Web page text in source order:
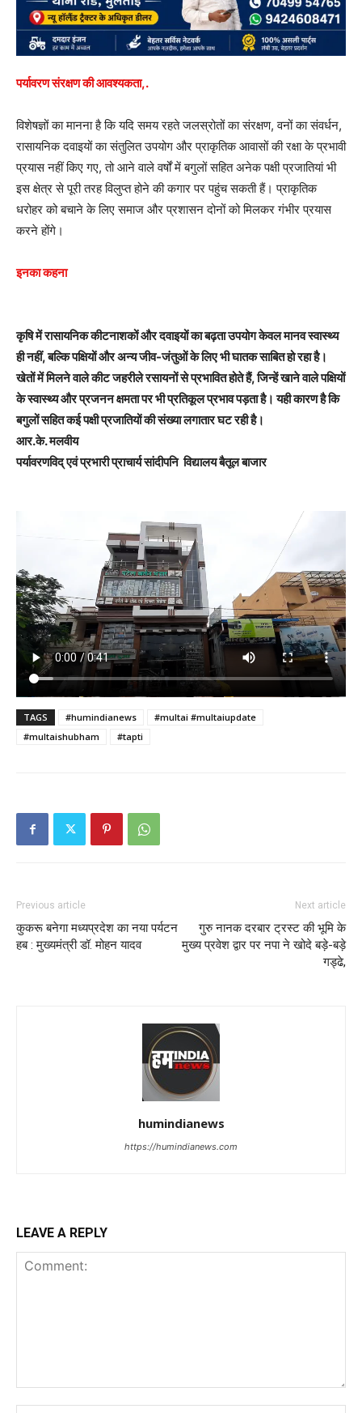
पर्यावरण संरक्षण की आवश्यकता,.
विशेषज्ञों का मानना है कि यदि समय रहते जलस्रोतों का संरक्षण, वनों का संवर्धन,
रासायनिक दवाइयों का संतुलित उपयोग और प्राकृतिक आवासों की रक्षा के प्रभावी
प्रयास नहीं किए गए, तो आने वाले वर्षों में बगुलों सहित अनेक पक्षी प्रजातियां भी
इस क्षेत्र से पूरी तरह विलुप्त होने की कगार पर पहुंच सकती हैं। प्राकृतिक
धरोहर को बचाने के लिए समाज और प्रशासन दोनों को मिलकर गंभीर प्रयास
करने होंगे।
इनका कहना
कृषि में रासायनिक कीटनाशकों और दवाइयों का बढ़ता उपयोग केवल मानव स्वास्थ्य
ही नहीं, बल्कि पक्षियों और अन्य जीव-जंतुओं के लिए भी घातक साबित हो रहा है।
खेतों में मिलने वाले कीट जहरीले रसायनों से प्रभावित होते हैं, जिन्हें खाने वाले पक्षियों
के स्वास्थ्य और प्रजनन क्षमता पर भी प्रतिकूल प्रभाव पड़ता है। यही कारण है कि
बगुलों सहित कई पक्षी प्रजातियों की संख्या लगातार घट रही है।
आर.के. मलवीय
पर्यावरणविद् एवं प्रभारी प्राचार्य सांदीपनि विद्यालय बैतूल बाजार
TAGS #humindianews
#multai #multaiupdate
#multaishubham
#tapti
Previous article
कुकरू बनेगा मध्यप्रदेश का नया पर्यटन
हब : मुख्यमंत्री डॉ. मोहन यादव
Next article
गुरु नानक दरबार ट्रस्ट की भूमि के
मुख्य प्रवेश द्वार पर नपा ने खोदे बड़े-बड़े
गड्ढे,
humindianews
https://humindianews.com
LEAVE A REPLY